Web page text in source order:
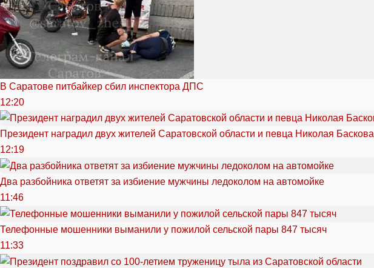
В Саратове питбайкер сбил инспектора ДПС
12:20
Президент наградил двух жителей Саратовской области и певца Николая Баскова
12:19
Два разбойника ответят за избиение мужчины ледоколом на автомойке
11:46
Телефонные мошенники выманили у пожилой сельской пары 847 тысяч
11:33